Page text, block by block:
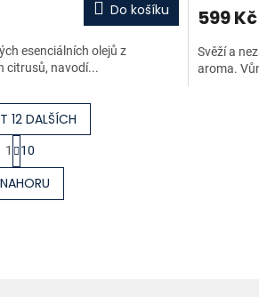
Do košíku
esenciálních olejů z
citrusů, navodí...
599 Kč
Svěží a
aroma.
O
v
l
12 DALŠÍCH
S
t
r
á
n
1 10
NAHORU